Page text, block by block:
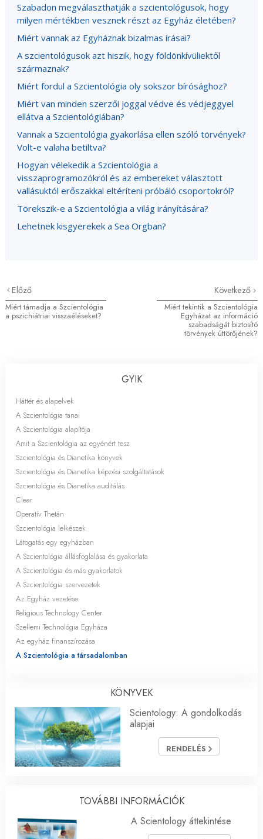
Szabadon megválaszthatják a szcientológusok, hogy
milyen mértékben vesznek részt az Egyház életében?
Miért vannak az Egyháznak bizalmas írásai?
A szcientológusok azt hiszik, hogy földönkívüliektől
származnak?
Miért fordul a Szcientológia oly sokszor bírósághoz?
Miért van minden szerzői joggal védve és védjeggyel
ellátva a Szcientológiában?
Vannak a Szcientológia gyakorlása ellen szóló törvények?
Volt-e valaha betiltva?
Hogyan vélekedik a Szcientológia a
visszaprogramozókról és az embereket választott
vallásuktól erőszakkal eltéríteni próbáló csoportokról?
Törekszik-e a Szcientológia a világ irányítására?
Lehetnek kisgyerekek a Sea Orgban?
Előző
Miért támadja a Szcientológia
a pszichiátriai visszaéléseket?
Következő
Miért tekintik a Szcientológia
Egyházat az információ
szabadságát biztosító
törvények úttörőjének?
GYIK
Háttér és alapelvek
A Szcientológia tanai
A Szcientológia alapítója
Amit a Szcientológia az egyénért tesz
Szcientológia és Dianetika könyvek
Szcientológia és Dianetika képzési szolgáltatások
Szcientológia és Dianetika auditálás
Clear
Operatív Thetán
Szcientológia lelkészek
Látogatás egy egyházban
A Szcientológia állásfoglalása és gyakorlata
A Szcientológia és más gyakorlatok
A Szcientológia szervezetek
Az Egyház vezetése
Religious Technology Center
Szellemi Technológia Egyháza
Az egyház finanszírozása
A Szcientológia a társadalomban
KÖNYVEK
Scientology: A gondolkodás
alapjai
RENDELÉS
TOVÁBBI INFORMÁCIÓK
A Scientology áttekintése